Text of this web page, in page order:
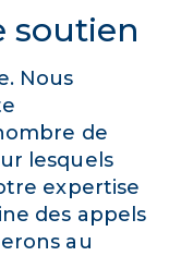
soutien
Nous
de
lesquels
expertise
des appels
au